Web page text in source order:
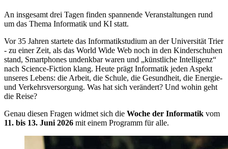
An insgesamt drei Tagen finden spannende Veranstaltungen rund
um das Thema Informatik und KI statt.
Vor 35 Jahren startete das Informatikstudium an der Universität Trier
- zu einer Zeit, als das World Wide Web noch in den Kinderschuhen
stand, Smartphones undenkbar waren und „künstliche Intelligenz“
nach Science-Fiction klang. Heute prägt Informatik jeden Aspekt
unseres Lebens: die Arbeit, die Schule, die Gesundheit, die Energie-
und Verkehrsversorgung. Was hat sich verändert? Und wohin geht
die Reise?
Genau diesen Fragen widmet sich die Woche der Informatik vom
11. bis 13. Juni 2026 mit einem Programm für alle.